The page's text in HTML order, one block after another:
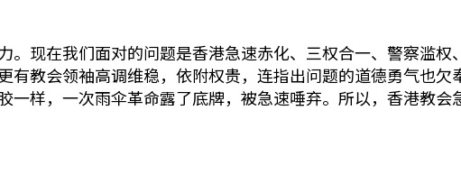
现在我们面对的问题是香港急速赤化、三权合一、警察滥权
教会领袖高调维稳，依附权贵，连指出问题的道德勇气也欠
样，一次雨伞革命露了底牌，被急速唾弃。所以，香港教会